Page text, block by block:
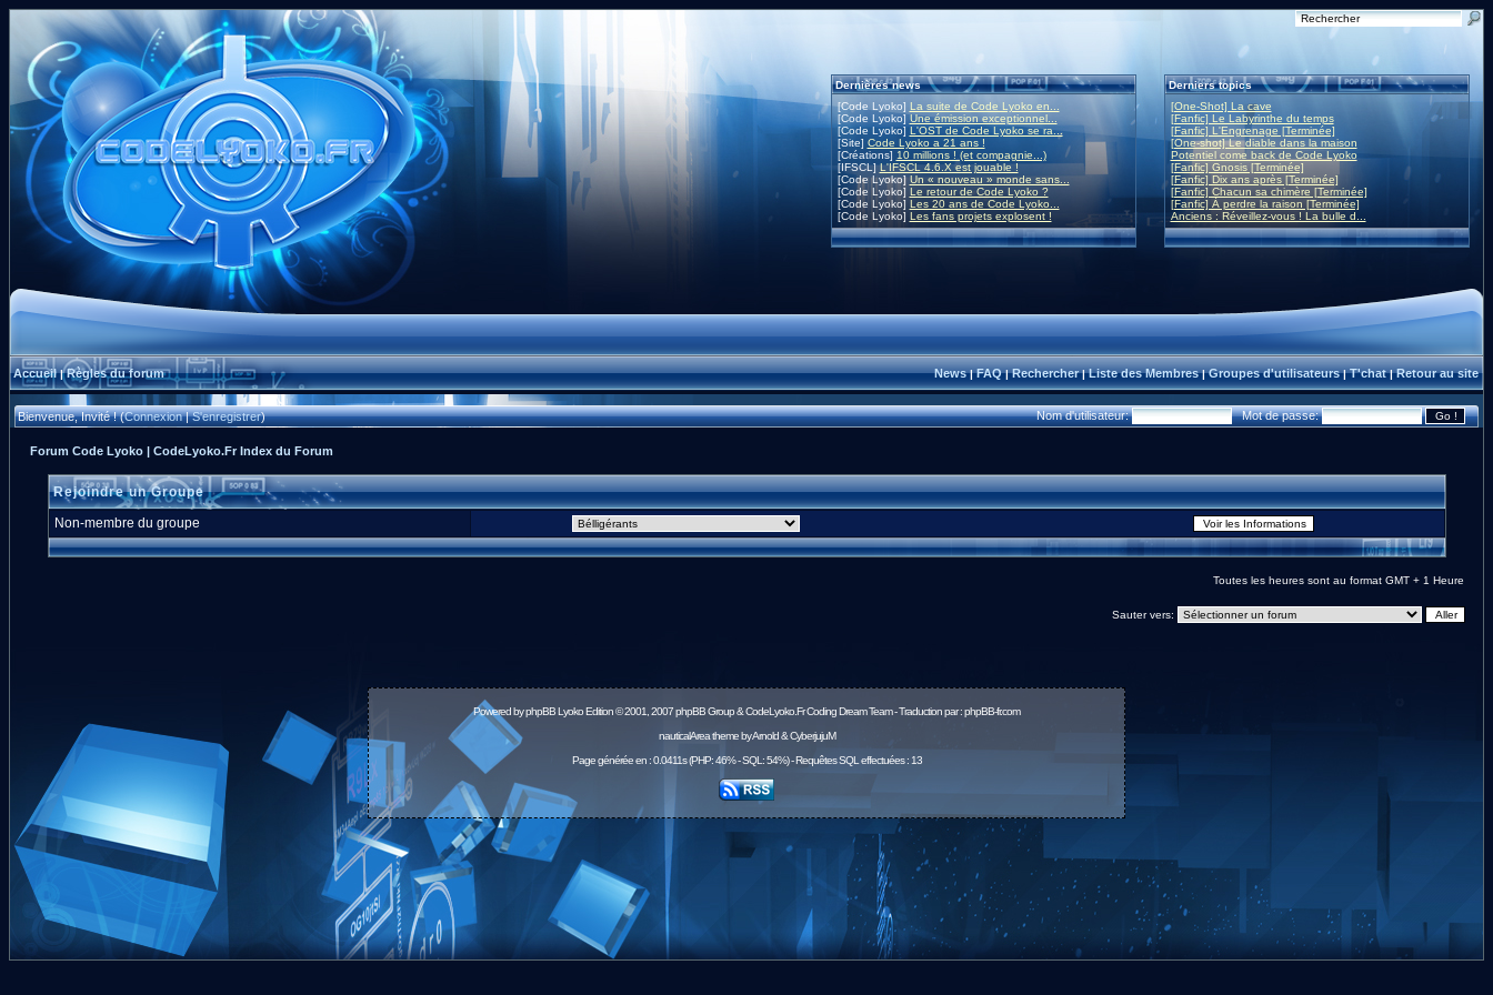
Dernières news
[Code Lyoko] La suite de Code Lyoko en...
[Code Lyoko]Une émission exceptionnel...
[Code Lyoko] L'OST de Code Lyoko se ra...
[Site] Code Lyoko a 21 ans !
[Créations] 10 millions ! (et compagnie...)
[IFSCL]L'IFSCL 4.6.X est jouable !
[Code Lyoko] Un « nouveau » monde sans...
[Code Lyoko] Le retour de Code Lyoko ?
[Code Lyoko] Les 20 ans de Code Lyoko...
[Code Lyoko] Les fans projets explosent !
Derniers topics
[One-Shot] La cave
[Fanfic] Le Labyrinthe du temps
[Fanfic] L'Engrenage [Terminée]
[One-shot] Le diable dans la maison
Potentiel come back de Code Lyoko
[Fanfic] Gnosis [Terminée]
[Fanfic] Dix ans après [Terminée]
[Fanfic] Chacun sa chimère [Terminée]
[Fanfic] À perdre la raison [Terminée]
Anciens : Réveillez-vous ! La bulle d...
Accueil|Règles du forum News|FAQ|Rechercher|Liste des Membres|Groupes d'utilisateurs|T'chat|Retour au site
Bienvenue, Invité ! (Connexion|S'enregistrer) Nom d'utilisateur: Mot de passe:
Forum Code Lyoko | CodeLyoko.Fr Index du Forum
Rejoindre un Groupe
Non-membre du groupe
Toutes les heures sont au format GMT + 1 Heure
Sauter vers:
Powered byphpBBLyoko Edition © 2001, 2007 phpBB Group & CodeLyoko.Fr Coding Dream Team - Traduction par :phpBB-fr.com
nauticalArea theme by Arnold & CyberjujuM
Page générée en : 0.0411s (PHP: 46% - SQL: 54%) - Requêtes SQL effectuées : 13